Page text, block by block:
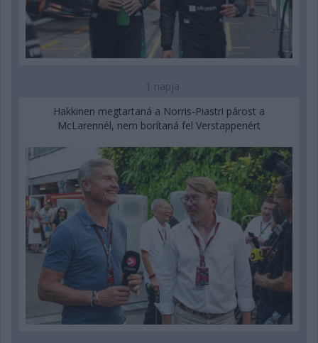
1 napja
Hakkinen megtartaná a Norris-Piastri párost a
McLarennél, nem borítaná fel Verstappenért